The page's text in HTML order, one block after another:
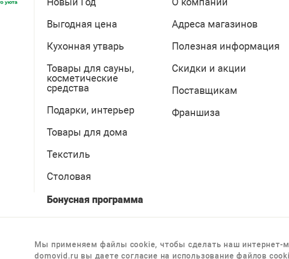
Выгодная цена
Кухонная утварь
Товары для сауны,
косметические
средства
Подарки, интерьер
Товары для дома
Текстиль
Столовая
Бонусная программа
Адреса магазинов
Полезная информация
Скидки и акции
Поставщикам
Франшиза
Мы применяем файлы cookie, чтобы сделать наш интернет-
domovid.ru вы даете согласие на использование файлов